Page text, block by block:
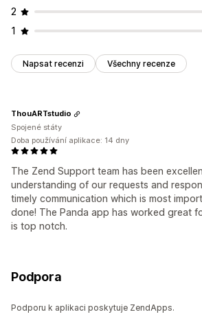
2
1
Napsat recenzi Všechny recenze
The Zend Support team has been
understanding of our requests and
timely communication which is most
done! The Panda app has worked great
is top notch.
ThouARTstudio
Spojené státy
Doba používání aplikace: 14 dny
Podpora
Podporu k aplikaci poskytuje ZendApps.